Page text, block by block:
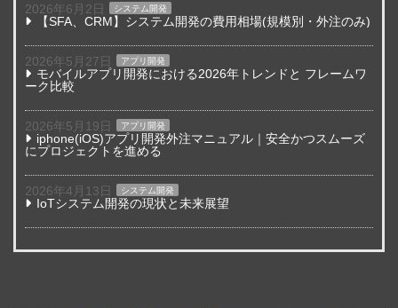
2026年6月2日 システム開発
【SFA、CRM】システム開発の費用相場(規模別・外注のみ)
2026年5月27日 アプリ開発
モバイルアプリ開発における2026年トレンドと フレームワ
ーク比較
2026年5月19日 アプリ開発
iphone(iOS)アプリ開発外注マニュアル｜安全かつスムーズ
にプロジェクトを進める
2026年4月13日 システム開発
IoTシステム開発の現状と未来展望